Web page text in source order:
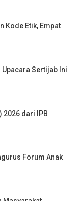
Kode Etik, Empat
Sertijab Ini
2026 dari IPB
Forum Anak